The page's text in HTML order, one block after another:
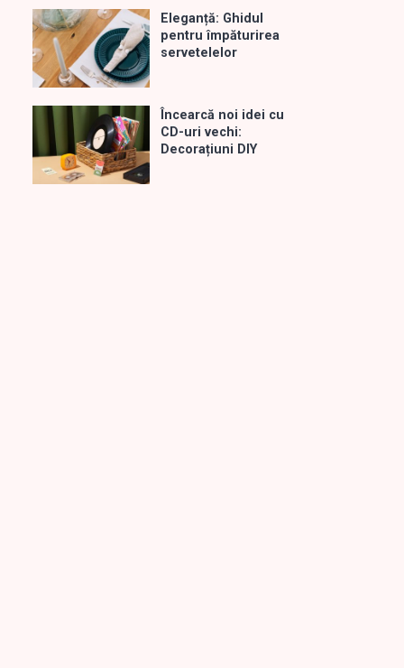
Eleganță: Ghidul
pentru împăturirea
servetelelor
Încearcă noi idei cu
CD-uri vechi:
Decorațiuni DIY